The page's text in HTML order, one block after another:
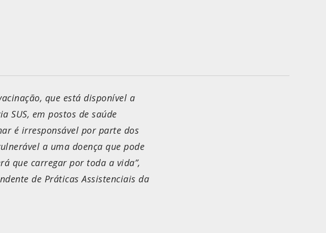
que está disponível a
SUS, em postos de saúde
é irresponsável por parte dos
a uma doença que pode
que carregar por toda a vida”,
de Práticas Assistenciais da